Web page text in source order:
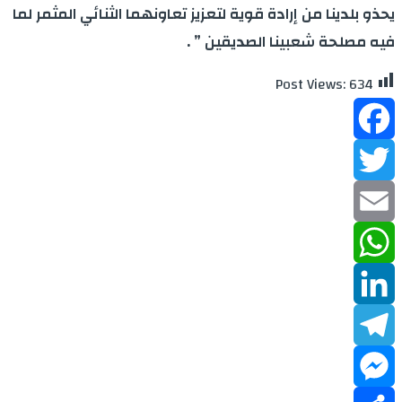
يحذو بلدينا من إرادة قوية لتعزيز تعاونهما الثنائي المثمر لما
فيه مصلحة شعبينا الصديقين ” .
Post Views:634
Facebook
Twitter
Email
WhatsApp
LinkedIn
Telegram